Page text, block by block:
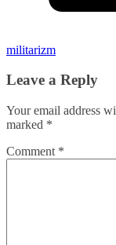
militarizm
Leave a Reply
Your email address
marked *
Comment *